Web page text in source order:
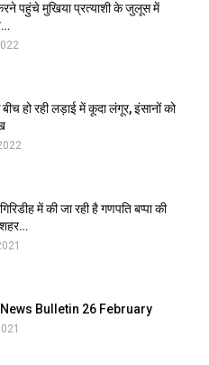
पहुंचे मुखिया प्रत्याशी के जुलूस में
बीच हो रही लड़ाई में कूदा लंगूर, इंसानों को
में की जा रही है गणपति बप्पा की
Bulletin 26 February